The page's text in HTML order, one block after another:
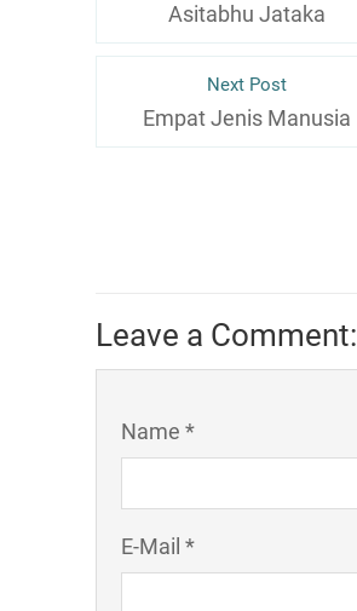
Asitabhu Jataka
Next Post
Empat Jenis Manusia
Leave a Comment:
Name *
E-Mail *